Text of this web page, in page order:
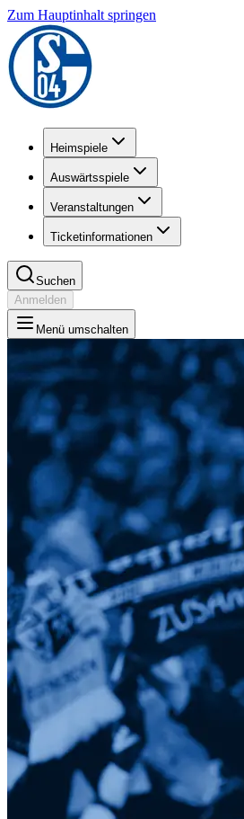
Zum Hauptinhalt springen
Heimspiele
Auswärtsspiele
Veranstaltungen
Ticketinformationen
Suchen
Anmelden
Menü umschalten